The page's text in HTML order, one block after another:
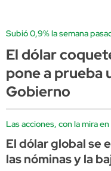
Subió 0,9% la semana
El dólar
pone a prueba
Gobierno
Las acciones, con la mira
El dólar global se
las nóminas y la